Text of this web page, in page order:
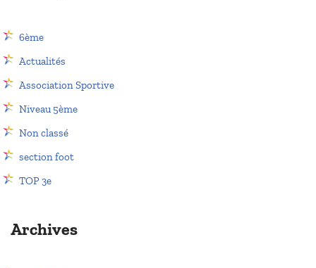
6ème
Actualités
Association Sportive
Niveau 5ème
Non classé
section foot
TOP 3e
Archives